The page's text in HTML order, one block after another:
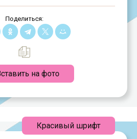
Поделиться:
на фото
Красивый шрифт